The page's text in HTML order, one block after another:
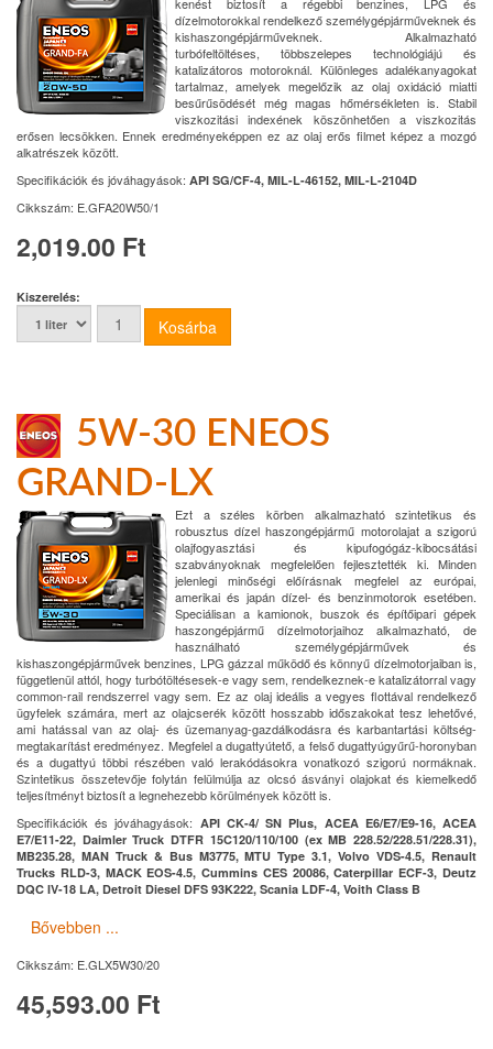
dízelmotorokkal rendelkező személygépjárműveknek és
kishaszongépjárműveknek. Alkalmazható
turbófeltöltéses, többszelepes technológiájú és
katalizátoros motoroknál. Különleges adalékanyagokat
tartalmaz, amelyek megelőzik az olaj oxidáció miatti
besűrűsödését még magas hőmérsékleten is. Stabil
viszkozitási indexének köszönhetően a viszkozitás
erősen lecsökken. Ennek eredményeképpen ez az olaj erős filmet képez a mozgó
alkatrészek között.
Specifikációk és jóváhagyások: API SG/CF-4, MIL-L-46152, MIL-L-2104D
Cikkszám: E.GFA20W50/1
2,019.00 Ft
Kiszerelés:
5W-30 ENEOS
GRAND-LX
Ezt a széles körben alkalmazható szintetikus és
robusztus dízel haszongépjármű motorolajat a szigorú
olajfogyasztási és kipufogógáz-kibocsátási
szabványoknak megfelelően fejlesztették ki. Minden
jelenlegi minőségi előírásnak megfelel az európai,
amerikai és japán dízel- és benzinmotorok esetében.
Speciálisan a kamionok, buszok és építőipari gépek
haszongépjármű dízelmotorjaihoz alkalmazható, de
használható személygépjárművek és
kishaszongépjárművek benzines, LPG gázzal működő és könnyű dízelmotorjaiban is,
függetlenül attól, hogy turbótöltésesek-e vagy sem, rendelkeznek-e katalizátorral vagy
common-rail rendszerrel vagy sem. Ez az olaj ideális a vegyes flottával rendelkező
ügyfelek számára, mert az olajcserék között hosszabb időszakokat tesz lehetővé,
ami hatással van az olaj- és üzemanyag-gazdálkodásra és karbantartási költség-
megtakarítást eredményez. Megfelel a dugattyútető, a felső dugattyúgyűrű-horonyban
és a dugattyú többi részében való lerakódásokra vonatkozó szigorú normáknak.
Szintetikus összetevője folytán felülmúlja az olcsó ásványi olajokat és kiemelkedő
teljesítményt biztosít a legnehezebb körülmények között is.
Specifikációk és jóváhagyások: API CK-4/ SN Plus, ACEA E6/E7/E9-16, ACEA
E7/E11-22, Daimler Truck DTFR 15C120/110/100 (ex MB 228.52/228.51/228.31),
MB235.28, MAN Truck & Bus M3775, MTU Type 3.1, Volvo VDS-4.5, Renault
Trucks RLD-3, MACK EOS-4.5, Cummins CES 20086, Caterpillar ECF-3, Deutz
DQC IV-18 LA, Detroit Diesel DFS 93K222, Scania LDF-4, Voith Class B
Bővebben ...
Cikkszám: E.GLX5W30/20
45,593.00 Ft